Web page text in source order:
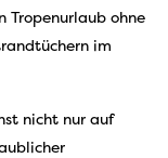
Tropenurlaub ohne
im
nicht nur auf